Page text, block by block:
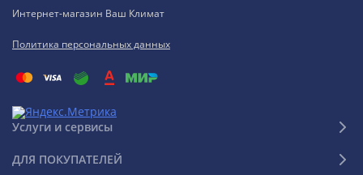
Интернет-магазин Ваш Климат
Политика персональных данных
Услуги и сервисы
ДЛЯ ПОКУПАТЕЛЕЙ